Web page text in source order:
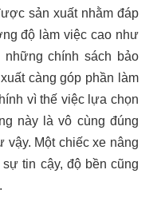
sản xuất nhằm đáp
độ làm việc cao như
chính sách bảo
càng góp phần làm
vì thế việc lựa chọn
này là vô cùng đúng
Một chiếc xe nâng
tin cậy, độ bền cũng